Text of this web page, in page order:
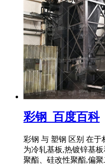
彩钢_百度百科
彩钢 与 塑钢 区别 在于
为冷轧基板,热镀锌基
聚酯、硅改性聚酯,偏